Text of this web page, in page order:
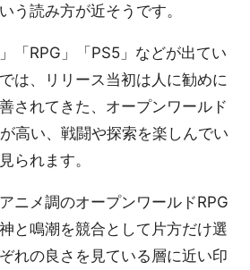
う読み方が近そうです。
「RPG」「PS5」などが出てい
は、リリース当初は人に勧めに
されてきた、オープンワールド
高い、戦闘や探索を楽しんでい
られます。
ニメ調のオープンワールドRPG
と鳴潮を競合として片方だけ選
れの良さを見ている層に近い印